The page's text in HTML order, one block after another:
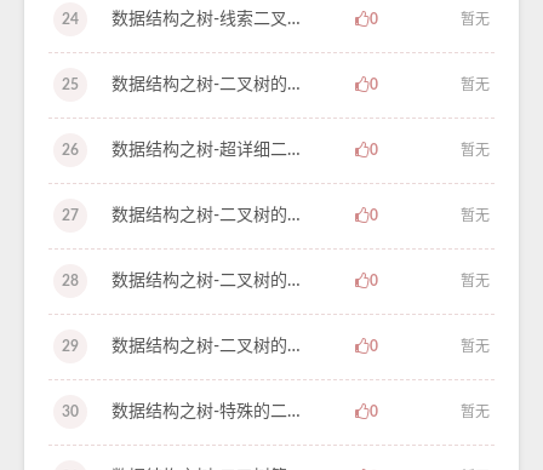
24 数据结构之树-线索二叉树（一）-学习笔记-56 0 暂无
25 数据结构之树-二叉树的建立及遍历算法（二）-学习笔记-55 0 暂无
26 数据结构之树-超详细二叉树的遍历（一）-学习笔记-54 0 暂无
27 数据结构之树-二叉树的存储结构-学习笔记-53 0 暂无
28 数据结构之树-二叉树的性质（二）-学习笔记-52 0 暂无
29 数据结构之树-二叉树的性质（一）-学习笔记-51 0 暂无
30 数据结构之树-特殊的二叉树-学习笔记-50 0 暂无